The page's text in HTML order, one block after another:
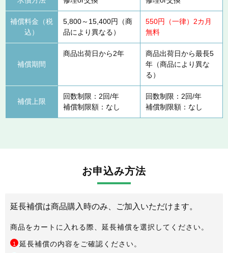
補償料金（税
込）
5,800～15,400円（商
品により異なる）
550円（一律）2カ月
無料
補償期間
商品出荷日から2年
商品出荷日から最長5
年（商品により異な
る）
補償上限
回数制限：2回/年
補償制限額：なし
回数制限：2回/年
補償制限額：なし
お申込み方法
延長補償は商品購入時のみ、ご加入いただけます。
商品をカートに入れる際、延長補償を選択してください。
1 延長補償の内容をご確認ください。